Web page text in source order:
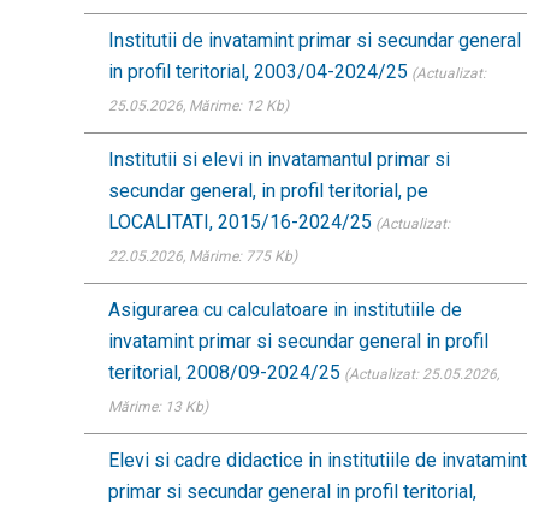
Institutii de invatamint primar si secundar general
in profil teritorial, 2003/04-2024/25 (Actualizat:
25.05.2026, Mărime: 12 Kb)
Institutii si elevi in invatamantul primar si
secundar general, in profil teritorial, pe
LOCALITATI, 2015/16-2024/25 (Actualizat:
22.05.2026, Mărime: 775 Kb)
Asigurarea cu calculatoare in institutiile de
invatamint primar si secundar general in profil
teritorial, 2008/09-2024/25 (Actualizat: 25.05.2026,
Mărime: 13 Kb)
Elevi si cadre didactice in institutiile de invatamint
primar si secundar general in profil teritorial,